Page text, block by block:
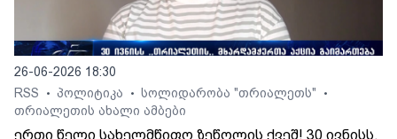
26-06-2026 18:30
RSS
• პოლიტიკა • სოლიდარობა "თრიალეთს" •
თრიალეთის ახალი ამბები
ერთი წელი სახელმწიფო ზეწოლის ქვეშ! 30 ივნისს,